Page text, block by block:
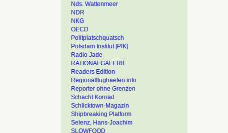
Nds. Wattenmeer
NDR
NKG
OECD
Politplatschquatsch
Potsdam Institut [PIK]
Radio Jade
RATIONALGALERIE
Readers Edition
Regionalflughaefen.info
Reporter ohne Grenzen
Schacht Konrad
Schlicktown-Magazin
Shipbreaking Platform
Selenz, Hans-Joachim
SLOWFOOD